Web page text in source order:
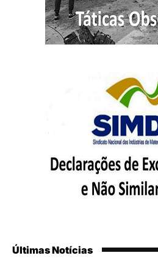
Últimas Notícias